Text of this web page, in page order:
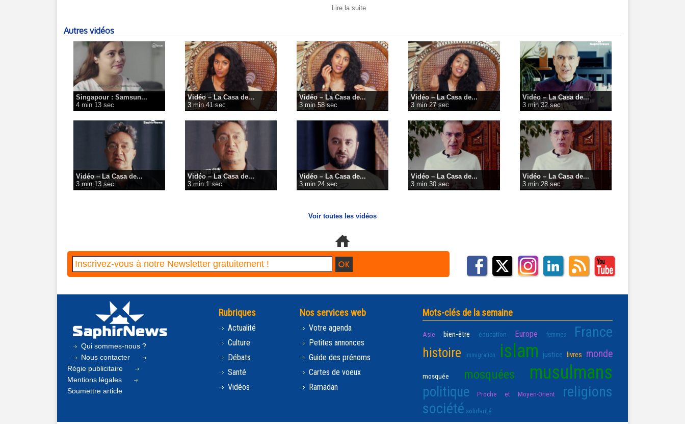
Lire la suite
Autres vidéos
Singapour : Samsun...
4 min 13 sec
Vidéo – La Casa de...
3 min 41 sec
Vidéo – La Casa de...
3 min 58 sec
Vidéo – La Casa de...
3 min 27 sec
Vidéo – La Casa de...
3 min 32 sec
Vidéo – La Casa de...
3 min 13 sec
Vidéo – La Casa de...
3 min 1 sec
Vidéo – La Casa de...
3 min 24 sec
Vidéo – La Casa de...
3 min 30 sec
Vidéo – La Casa de...
3 min 28 sec
Voir toutes les vidéos
Qui sommes-nous ?
Nous contacter
Régie publicitaire
Mentions légales
Soumettre article
Rubriques
Actualité
Culture
Débats
Santé
Vidéos
Nos services web
Votre agenda
Petites annonces
Guide des prénoms
Cartes de voeux
Ramadan
Mots-clés de la semaine
Asie bien-être éducation Europe femmes France
histoire immigration islam justice livres monde
mosquée mosquées musulmans
politique Proche et Moyen-Orient
religions
société solidarité